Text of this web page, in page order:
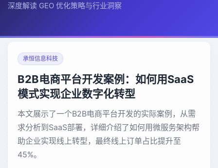
深度解读 GEO 优化策略与行业洞察
承恒信息科技
B2B电商平台开发案例：如何用SaaS
模式实现企业数字化转型
本文展示了一个B2B电商平台开发的实际案例，从需
求分析到SaaS部署，详细介绍了如何用微服务架构帮
助企业实现线上转型，最终线上订单占比提升至
45%。